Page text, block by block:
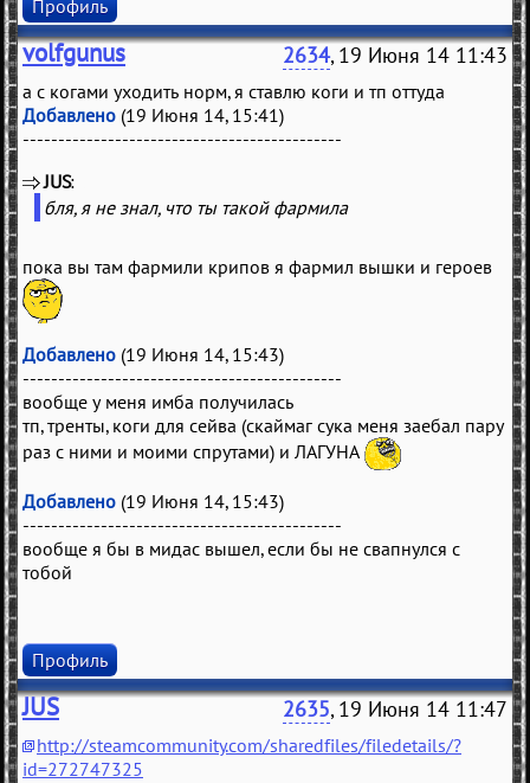
Профиль
volfgunus 2634, 19 Июня 14 11:43
а с когами уходить норм, я ставлю коги и тп оттуда
Добавлено (19 Июня 14, 15:41)
---------------------------------------------
JUS
бля, я не знал, что ты такой фармила
пока вы там фармили крипов я фармил вышки и героев
Добавлено (19 Июня 14, 15:43)
---------------------------------------------
вообще у меня имба получилась
тп, тренты, коги для сейва (скаймаг сука меня заебал пару
раз с ними и моими спрутами) и ЛАГУНА
Добавлено (19 Июня 14, 15:43)
---------------------------------------------
вообще я бы в мидас вышел, если бы не свапнулся с
тобой
Профиль
JUS 2635, 19 Июня 14 11:47
http://steamcommunity.com/sharedfiles/filedetails/?
id=272747325